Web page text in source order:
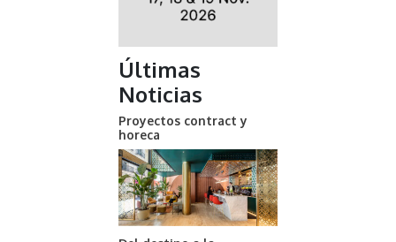
Últimas
Noticias
Proyectos contract y
horeca